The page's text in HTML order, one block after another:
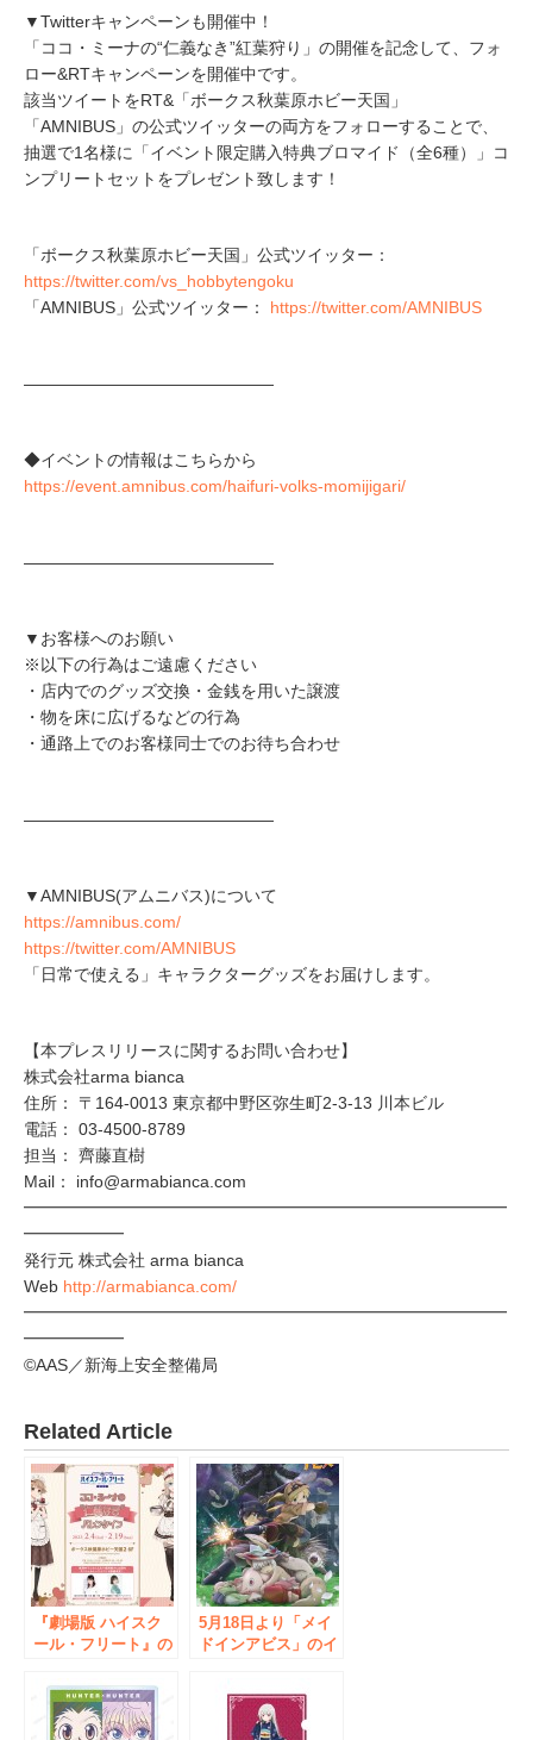
▼Twitterキャンペーンも開催中！
「ココ・ミーナの“仁義なき”紅葉狩り」の開催を記念して、フォ
ロー&RTキャンペーンを開催中です。
該当ツイートをRT&「ボークス秋葉原ホビー天国」
「AMNIBUS」の公式ツイッターの両方をフォローすることで、
抽選で1名様に「イベント限定購入特典ブロマイド（全6種）」コ
ンプリートセットをプレゼント致します！
「ボークス秋葉原ホビー天国」公式ツイッター：
https://twitter.com/vs_hobbytengoku
「AMNIBUS」公式ツイッター： https://twitter.com/AMNIBUS
―――――――――――――――
◆イベントの情報はこちらから
https://event.amnibus.com/haifuri-volks-momijigari/
―――――――――――――――
▼お客様へのお願い
※以下の行為はご遠慮ください
・店内でのグッズ交換・金銭を用いた譲渡
・物を床に広げるなどの行為
・通路上でのお客様同士でのお待ち合わせ
―――――――――――――――
▼AMNIBUS(アムニバス)について
https://amnibus.com/
https://twitter.com/AMNIBUS
「日常で使える」キャラクターグッズをお届けします。
【本プレスリリースに関するお問い合わせ】
株式会社arma bianca
住所： 〒164-0013 東京都中野区弥生町2-3-13 川本ビル
電話： 03-4500-8789
担当： 齊藤直樹
Mail： info@armabianca.com
━━━━━━━━━━━━━━━━━━━━━━━━━━━━━
━━━━━━
発行元 株式会社 arma bianca
Web http://armabianca.com/
━━━━━━━━━━━━━━━━━━━━━━━━━━━━━
━━━━━━
©AAS／新海上安全整備局
Related Article
『劇場版 ハイスク
ール・フリート』の
ーナの“仁義なき”バ
レンタイン」の開催
が決定！
5月18日より「メイ
ドインアビス」のイ
SHOP in ボークス
秋葉原ホビー天国』